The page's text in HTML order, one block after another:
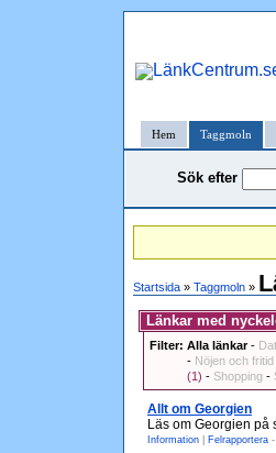
Hem Taggmoln
Sök efter
Startsida » Taggmoln »
Länkar med
Filter: Alla länkar-
- Nöjen och fritid
(1) - Shopping -
Allt om Georgien
Läs om Georgien på
Information Felrapportera